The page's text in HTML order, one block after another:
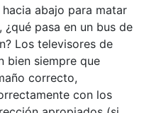
abajo para matar
pasa en un bus de
Los televisores de
bien siempre que
correcto,
con los